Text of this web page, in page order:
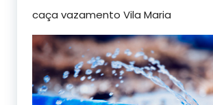
caça vazamento Vila Maria